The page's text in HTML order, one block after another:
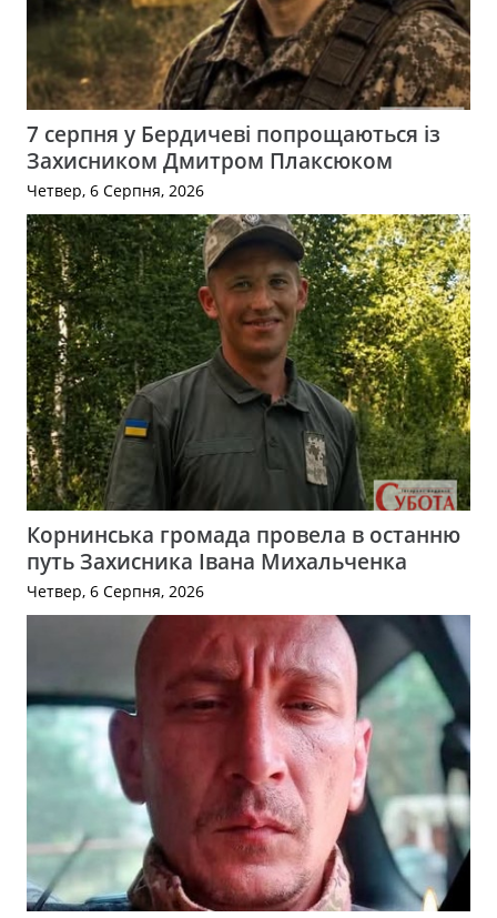
7 серпня у Бердичеві попрощаються із
Захисником Дмитром Плаксюком
Четвер, 6 Серпня, 2026
Корнинська громада провела в останню
путь Захисника Івана Михальченка
Четвер, 6 Серпня, 2026